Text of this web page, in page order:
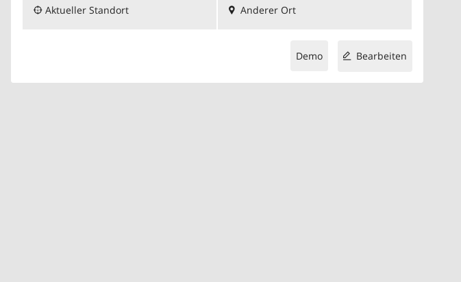
Aktueller Standort Anderer Ort
Bearbeiten
Demo